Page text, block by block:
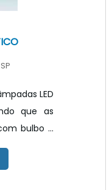
LED
que as
bulbo e
lâmpadas
como